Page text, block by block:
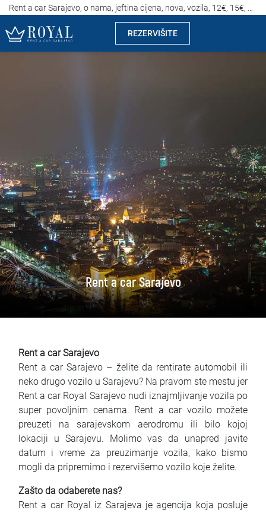
REZERVIŠITE
Lokacije
Iznajmljivanje vozila
Cijene
Uslovi najma
Najčešća pitanja
EN
Rent a car Sarajevo
Rent a car Sarajevo
Rent a car Sarajevo – želite da rentirate automobil ili
neko drugo vozilo u Sarajevu? Na pravom ste mestu jer
Rent a car Royal Sarajevo nudi iznajmljivanje vozila po
super povoljnim cenama. Rent a car vozilo možete
preuzeti na sarajevskom aerodromu ili bilo kojoj
lokaciji u Sarajevu. Molimo vas da unapred javite
datum i vreme za preuzimanje vozila, kako bismo
mogli da pripremimo i rezervišemo vozilo koje želite.
Zašto da odaberete nas?
Rent a car Royal iz Sarajeva je agencija koja posluje